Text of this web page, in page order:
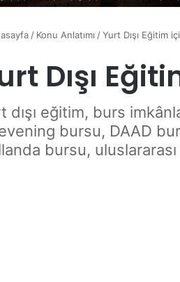
/ Konu Anlatımı /Yurt Dışı Eğitim
Dışı
dışı eğitim, burs
bursu, DAAD
bursu,